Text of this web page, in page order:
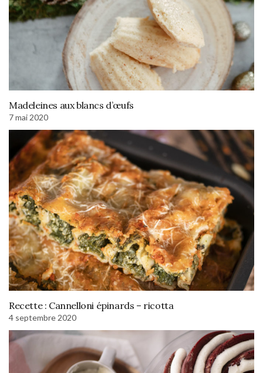
Madeleines aux blancs d’œufs
7 mai 2020
Recette : Cannelloni épinards – ricotta
4 septembre 2020